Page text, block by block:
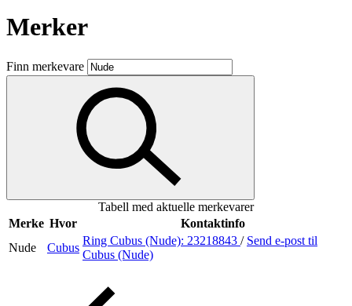
Butikker
Mat og drikke
Aktiviteter
Søk
Merker
Finn merkevare
Tabell med aktuelle merkevarer
Merke Hvor
Kontaktinfo
Nude
Cubus
Ring Cubus (Nude): 23218843 / Send e-post til
Cubus (Nude)